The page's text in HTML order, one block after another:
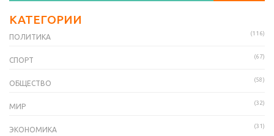
КАТЕГОРИИ
ПОЛИТИКА (116)
СПОРТ (67)
ОБЩЕСТВО (58)
МИР (32)
ЭКОНОМИКА (31)